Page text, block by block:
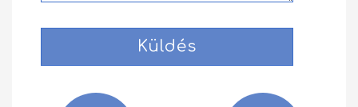
Küldés